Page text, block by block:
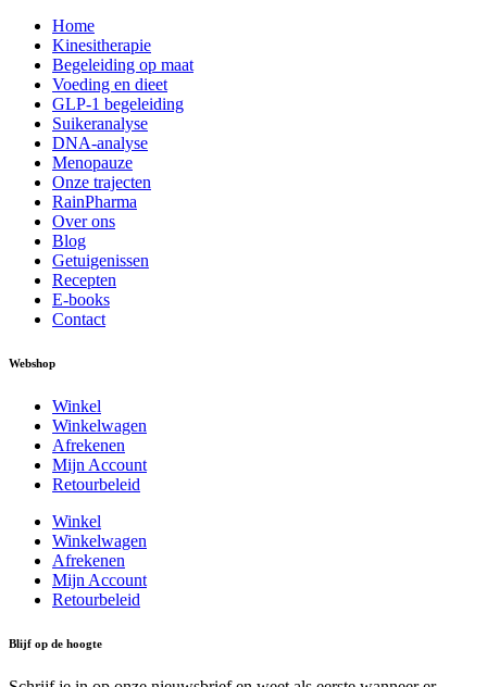
Home
Kinesitherapie
Begeleiding op maat
Voeding en dieet
GLP-1 begeleiding
Suikeranalyse
DNA-analyse
Menopauze
Onze trajecten
RainPharma
Over ons
Blog
Getuigenissen
Recepten
E-books
Contact
Webshop
Winkel
Winkelwagen
Afrekenen
Mijn Account
Retourbeleid
Winkel
Winkelwagen
Afrekenen
Mijn Account
Retourbeleid
Blijf op de hoogte